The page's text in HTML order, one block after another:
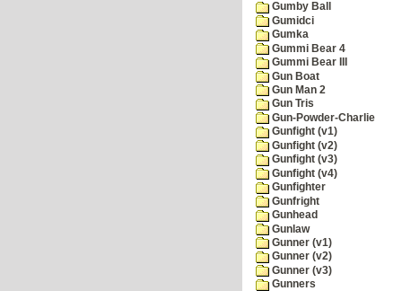
Gumby Ball
Gumidci
Gumka
Gummi Bear 4
Gummi Bear III
Gun Boat
Gun Man 2
Gun Tris
Gun-Powder-Charlie
Gunfight (v1)
Gunfight (v2)
Gunfight (v3)
Gunfight (v4)
Gunfighter
Gunfright
Gunhead
Gunlaw
Gunner (v1)
Gunner (v2)
Gunner (v3)
Gunners